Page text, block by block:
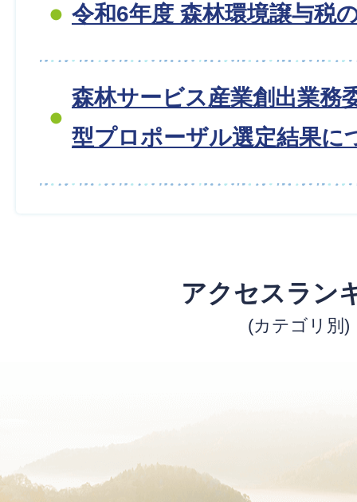
令和6年度 森林環境譲与税
森林サービス産業創出業務
型プロポーザル選定結果に
アクセスラン
(カテゴリ別)